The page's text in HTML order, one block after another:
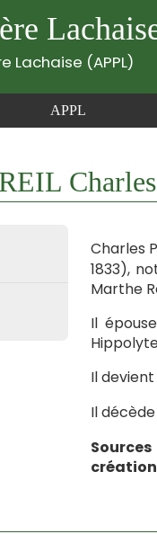
Lachaise (APPL)
APPL
Charles
1833),
Marthe
Il
Il
Il
Sources
création